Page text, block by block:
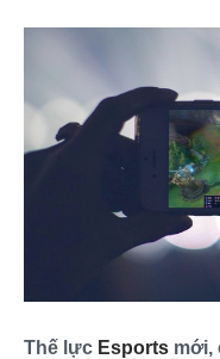
Thế lực Esports mới,